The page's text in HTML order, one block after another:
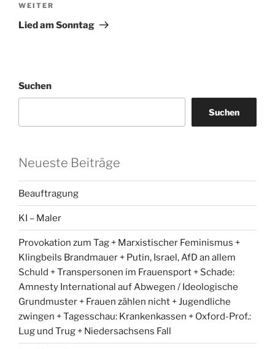
Nächster
Beitrag
WEITER
Lied am Sonntag
Suchen
Suchen
Neueste Beiträge
Beauftragung
KI – Maler
Provokation zum Tag + Marxistischer Feminismus +
Klingbeils Brandmauer + Putin, Israel, AfD an allem
Schuld + Transpersonen im Frauensport + Schade:
Amnesty International auf Abwegen / Ideologische
Grundmuster + Frauen zählen nicht + Jugendliche
zwingen + Tagesschau: Krankenkassen + Oxford-Prof.:
Lug und Trug + Niedersachsens Fall